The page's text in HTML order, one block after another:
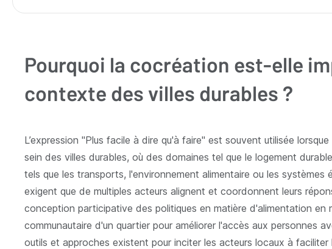
Pourquoi la cocréation est-elle
contexte des villes durables ?
L’expression "Plus facile à dire qu'à faire" est souvent utilisée
sein des villes durables, où des domaines tel que le logement
tels que les transports, l'environnement alimentaire ou les systèmes
exigent que de multiples acteurs alignent et coordonnent leurs
conception participative des politiques en matière d'alimentation en
communautaire d'un quartier pour améliorer l'accès aux personnes
outils et approches existent pour inciter les acteurs locaux à